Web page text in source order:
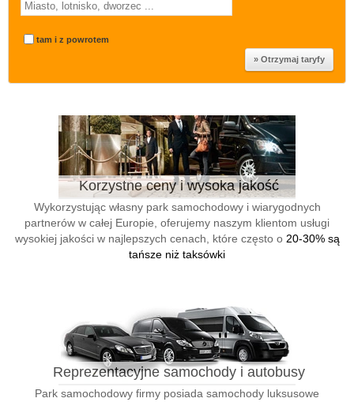
tam i z powrotem
Korzystne ceny i wysoka jakość
Wykorzystując własny park samochodowy i wiarygodnych
partnerów w całej Europie, oferujemy naszym klientom usługi
wysokiej jakości w najlepszych cenach, które często o 20-30% są
tańsze niż taksówki
Reprezentacyjne samochody i autobusy
Park samochodowy firmy posiada samochody luksusowe